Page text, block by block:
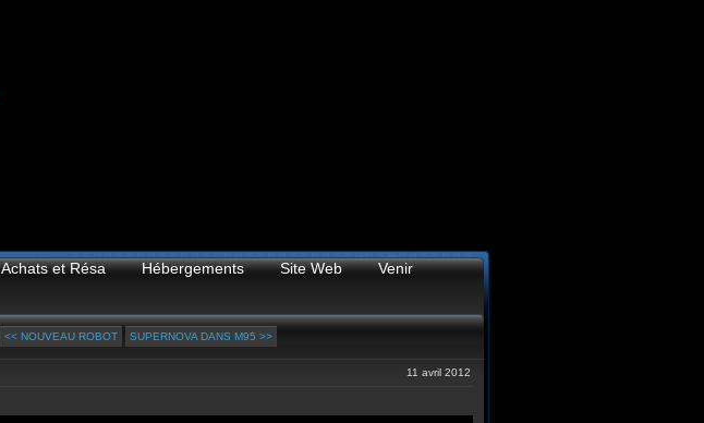
Achats et Résa Hébergements Site Web Venir
<< NOUVEAU ROBOT SUPERNOVA DANS M95 >>
11 avril 2012